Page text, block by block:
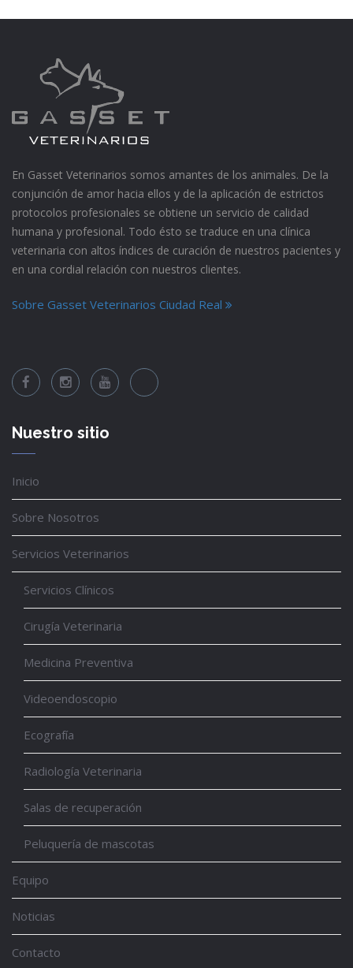
En Gasset Veterinarios somos amantes de los animales. De la
conjunción de amor hacia ellos y de la aplicación de estrictos
protocolos profesionales se obtiene un servicio de calidad
humana y profesional. Todo ésto se traduce en una clínica
veterinaria con altos índices de curación de nuestros pacientes y
en una cordial relación con nuestros clientes.
Sobre Gasset Veterinarios Ciudad Real
Nuestro sitio
Inicio
Sobre Nosotros
Servicios Veterinarios
Servicios Clínicos
Cirugía Veterinaria
Medicina Preventiva
Videoendoscopio
Ecografía
Radiología Veterinaria
Salas de recuperación
Peluquería de mascotas
Equipo
Noticias
Contacto